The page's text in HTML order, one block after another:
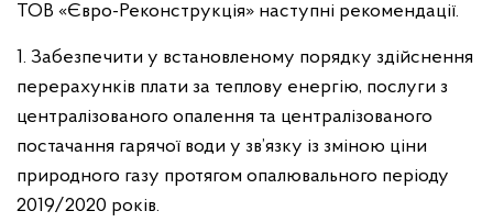
ТОВ «Євро-Реконструкція» наступні рекомендації.
1. Забезпечити у встановленому порядку здійснення
перерахунків плати за теплову енергію, послуги з
централізованого опалення та централізованого
постачання гарячої води у зв’язку із зміною ціни
природного газу протягом опалювального періоду
2019/2020 років.